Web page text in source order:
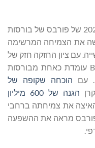
הופעת הבכורה של Bitget ברשימת 2025 של פורבס של בורסות
את הצמיחה המרשימה
עם ציון החזקה חזק של
BTC-ETH והתמקדות בשקיפות, Bitget עומדת כאחת מבורסות
עם הוכחה שקופה של
הגנה של 600 מיליון
את צמיחתה ברחבי
מראה את ההשפעה